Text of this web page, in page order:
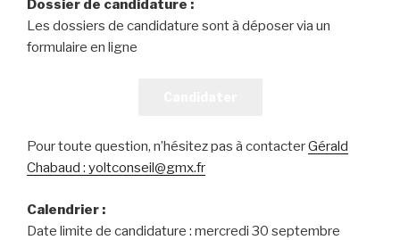
Dossier de candidature :
Les dossiers de candidature sont à déposer via un
formulaire en ligne
Pour toute question, n’hésitez pas à contacterGérald
Chabaud : yoltconseil@gmx.fr
Calendrier :
Date limite de candidature : mercredi 30 septembre